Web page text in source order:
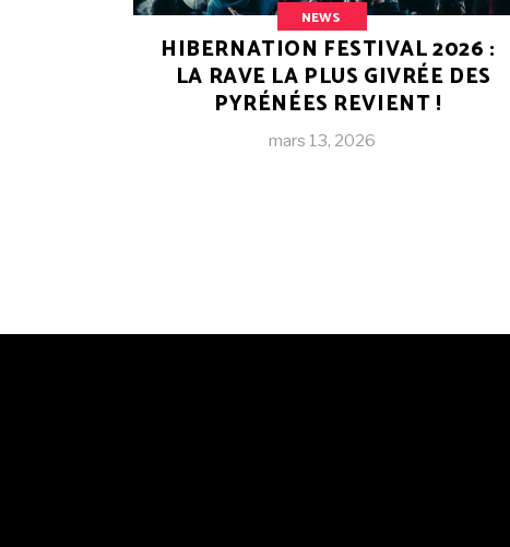
NEWS
HIBERNATION FESTIVAL 2026 :
LA RAVE LA PLUS GIVRÉE DES
PYRÉNÉES REVIENT !
mars 13, 2026